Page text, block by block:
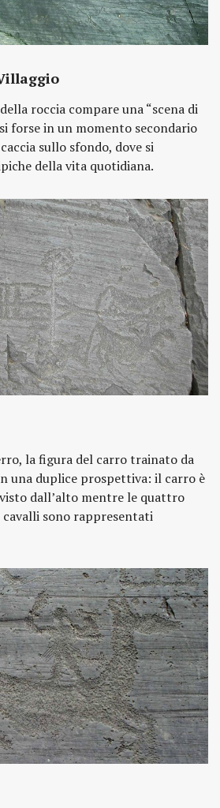
roccia compare una “scena di
forse in un momento secondario
sullo sfondo, dove si
della vita quotidiana.
la figura del carro trainato da
una duplice prospettiva: il carro è
dall’alto mentre le quattro
sono rappresentati